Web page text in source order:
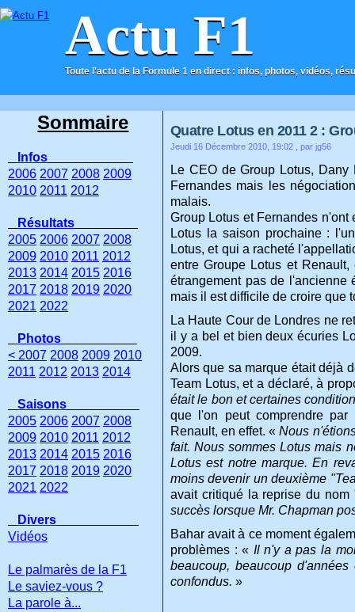
Actu F1
Toute l'actu de la Formule 1 en direct : infos, photos, vidéos,
ACCUEIL CONTACT
Quatre Lotus en 2011 2 :
Jeudi 16 Décembre 2010, 19:02 , par jg56
Le CEO de Group Lotus,
Fernandes mais les
malais.
Group Lotus et Fernandes n'ont
Lotus la saison prochaine :
Lotus, et qui a racheté
entre Groupe Lotus et
étrangement pas de l'ancienne
mais il est difficile de croire que
La Haute Cour de Londres ne
il y a bel et bien deux écuries
2009.
Alors que sa marque était déjà
Team Lotus, et a déclaré, à
était le bon et certaines
que l'on peut comprendre par
Renault, en effet. «Nous
fait. Nous sommes Lotus mais
Lotus est notre marque. En
moins devenir un deuxième
avait critiqué la reprise du
succès lorsque Mr. Chapman
Bahar avait à ce moment
problèmes : « Il n'y a pas la
beaucoup, beaucoup
confondus. »
Sommaire
Infos
2006 2007 2008 2009
2010 2011 2012
Résultats
2005 2006 2007 2008
2009 2010 2011 2012
2013 2014 2015 2016
2017 2018 2019 2020
2021 2022
Photos
< 2007 2008 2009 2010
2011 2012 2013 2014
Saisons
2005 2006 2007 2008
2009 2010 2011 2012
2013 2014 2015 2016
2017 2018 2019 2020
2021 2022
Divers
Vidéos
Le palmarès de la F1
Le saviez-vous ?
La parole à...